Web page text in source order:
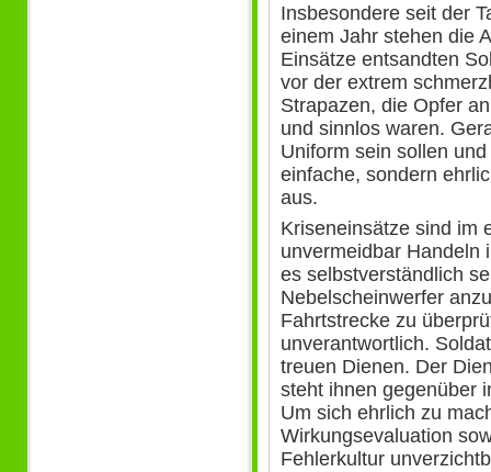
Insbesondere seit der
einem Jahr stehen die
Einsätze entsandten
vor der extrem
Strapazen, die Opfer
und sinnlos waren.
Uniform sein sollen
einfache, sondern
aus.
Kriseneinsätze sind im
unvermeidbar Handeln
es selbstverständlich
Nebelscheinwerfer
Fahrtstrecke zu
unverantwortlich.
treuen Dienen. Der
steht ihnen gegenüber
Um sich ehrlich zu
Wirkungsevaluation
Fehlerkultur